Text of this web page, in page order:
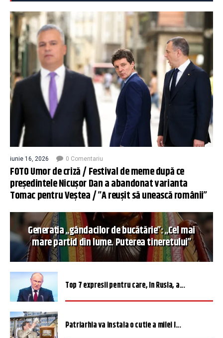
iunie 16, 2026 0 Comentariu
FOTO Umor de criză / Festival de meme după ce
președintele Nicușor Dan a abandonat varianta
Tomac pentru Veștea / ”A reușit să unească românii”
Generația „gândacilor de bucătărie”: „Cel mai
mare partid din lume. Puterea tineretului”
Top 7 expresii pentru care, în Rusia, a...
Patriarhia va instala o cutie a milei î...